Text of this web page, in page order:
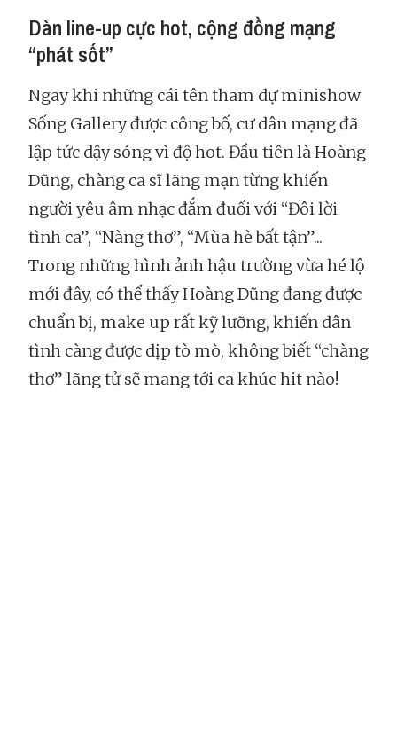
Dàn line-up cực hot, cộng đồng mạng
“phát sốt”
Ngay khi những cái tên tham dự minishow
Sống Gallery được công bố, cư dân mạng đã
lập tức dậy sóng vì độ hot. Đầu tiên là Hoàng
Dũng, chàng ca sĩ lãng mạn từng khiến
người yêu âm nhạc đắm đuối với “Đôi lời
tình ca”, “Nàng thơ”, “Mùa hè bất tận”...
Trong những hình ảnh hậu trường vừa hé lộ
mới đây, có thể thấy Hoàng Dũng đang được
chuẩn bị, make up rất kỹ lưỡng, khiến dân
tình càng được dịp tò mò, không biết “chàng
thơ” lãng tử sẽ mang tới ca khúc hit nào!